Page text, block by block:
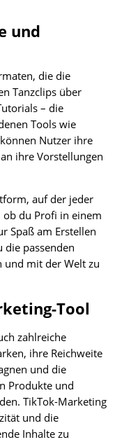
und
die die
Tanzclips über
– die
Tools wie
Nutzer ihre
ihre Vorstellungen
auf der jeder
ob du Profi in einem
Spaß am Erstellen
die passenden
und mit der Welt zu
Tool
zahlreiche
ihre Reichweite
und die
Produkte und
TikTok-Marketing
und die
Inhalte zu